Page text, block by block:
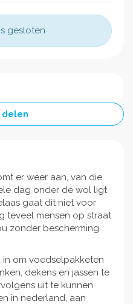
gesloten
delen
er weer aan, van die
dag onder de wol ligt
gaat dit niet voor
teveel mensen op straat
zonder bescherming
om voedselpakketen
dekens en jassen te
uit te kunnen
in nederland, aan